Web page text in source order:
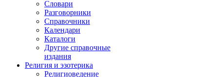
Словари
Разговорники
Справочники
Календари
Каталоги
Другие справочные
издания
Религия и эзотерика
Религиоведение